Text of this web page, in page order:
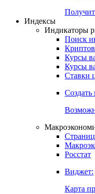
Индикаторы
Поиск
Курсы
Ставки
Создать
Росстат